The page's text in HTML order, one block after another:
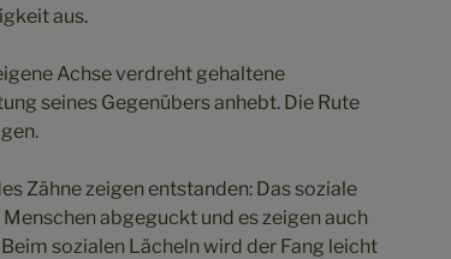
aus.
Achse verdreht gehaltene
seines Gegenübers anhebt. Die Rute
Zähne zeigen entstanden: Das soziale
abgeguckt und es zeigen auch
sozialen Lächeln wird der Fang leicht